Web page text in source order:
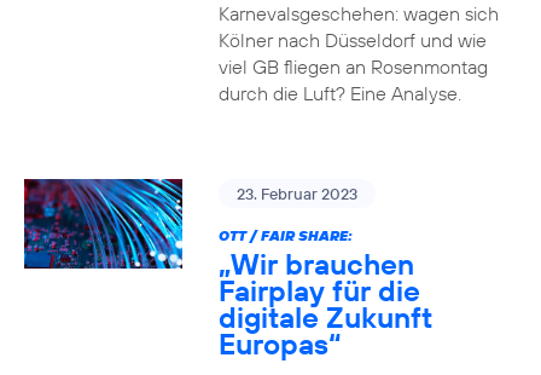
Karnevalsgeschehen: wagen sich
Kölner nach Düsseldorf und wie
viel GB fliegen an Rosenmontag
durch die Luft? Eine Analyse.
23. Februar 2023
OTT / FAIR SHARE:
„Wir brauchen
Fairplay für die
digitale Zukunft
Europas“